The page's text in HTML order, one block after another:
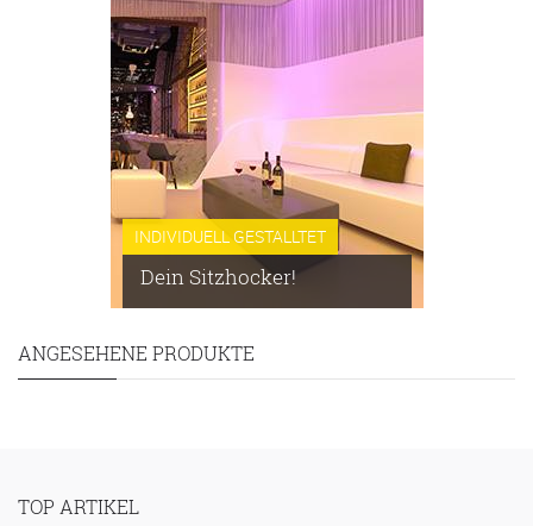
INDIVIDUELL GESTALLTET
Dein Sitzhocker!
ANGESEHENE PRODUKTE
TOP ARTIKEL